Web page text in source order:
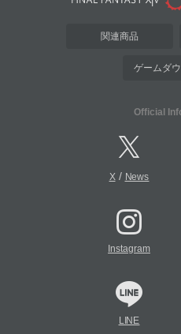
関連商品
ゲームダ
Official
X/ News
Instagram
LINE